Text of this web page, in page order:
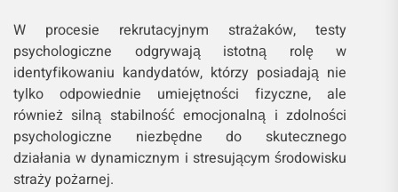
W procesie rekrutacyjnym strażaków, testy
psychologiczne odgrywają istotną rolę w
identyfikowaniu kandydatów, którzy posiadają nie
tylko odpowiednie umiejętności fizyczne, ale
również silną stabilność emocjonalną i zdolności
psychologiczne niezbędne do skutecznego
działania w dynamicznym i stresującym środowisku
straży pożarnej.